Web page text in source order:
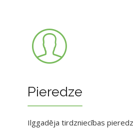
Pieredze
Ilggadēja tirdzniecības